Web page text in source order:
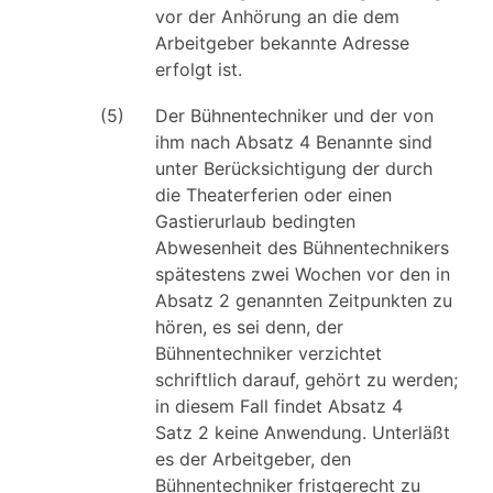
vor der Anhörung an die dem
Arbeitgeber bekannte Adresse
erfolgt ist.
(5)
Der Bühnentechniker und der von
ihm nach Absatz 4 Benannte sind
unter Berücksichtigung der durch
die Theaterferien oder einen
Gastierurlaub bedingten
Abwesenheit des Bühnentechnikers
spätestens zwei Wochen vor den in
Absatz 2 genannten Zeitpunkten zu
hören, es sei denn, der
Bühnentechniker verzichtet
schriftlich darauf, gehört zu werden;
in diesem Fall findet Absatz 4
Satz 2 keine Anwendung. Unterläßt
es der Arbeitgeber, den
Bühnentechniker fristgerecht zu